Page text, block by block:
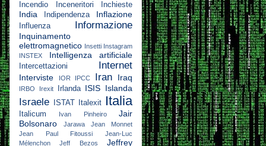
Incendio Inceneritori Inchieste
India Indipendenza Inflazione
Influenza Informazione
Inquinamento
elettromagnetico Insetti Instagram
INSTEX
Intelligenza artificiale
Intercettazioni Internet
Interviste IOR IPCC Iran Iraq
IRBO Irexit Irlanda ISIS Islanda
Israele ISTAT Italexit Italia
Italicum Ivan Pinheiro
Jair
Bolsonaro
Jarawa
Jean Monnet
Jean Paul Fitoussi
Jean-Luc
Mélenchon
Jeff Bezos Jeffrey